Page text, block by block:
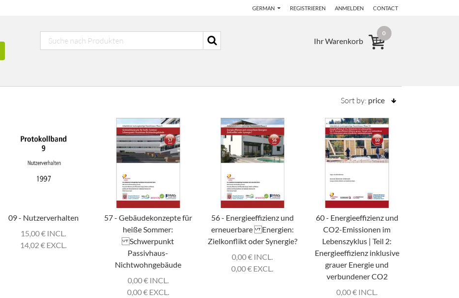
GERMAN REGISTRIEREN ANMELDEN CONTACT
Ihr Warenkorb
0
Sort by: price
09 - Nutzerverhalten
15,00€ INCL.
14,02€ EXCL.
57 - Gebäudekonzepte für
heiße Sommer:
Schwerpunkt
Passivhaus-
Nichtwohngebäude
0,00€INCL.
0,00€EXCL.
56 - Energieeffizienz und
erneuerbare Energien:
Zielkonflikt oder Synergie?
0,00€ INCL.
0,00€ EXCL.
60 - Energieeffizienz und
CO2-Emissionen im
Lebenszyklus | Teil 2:
Energieeffizienz inklusive
grauer Energie und
verbundener CO2
0,00€ INCL.